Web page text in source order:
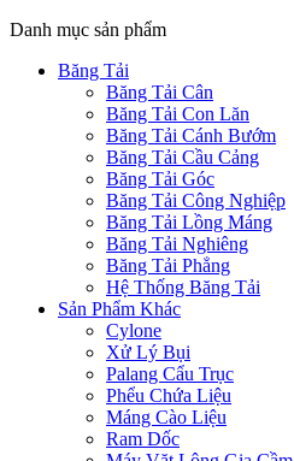
Danh mục sản phẩm
Băng Tải
Băng Tải Cân
Băng Tải Con Lăn
Băng Tải Cánh Bướm
Băng Tải Cầu Cảng
Băng Tải Góc
Băng Tải Công Nghiệp
Băng Tải Lồng Máng
Băng Tải Nghiêng
Băng Tải Phẳng
Hệ Thống Băng Tải
Sản Phẩm Khác
Cylone
Xử Lý Bụi
Palang Cẩu Trục
Phểu Chứa Liệu
Máng Cào Liệu
Ram Dốc